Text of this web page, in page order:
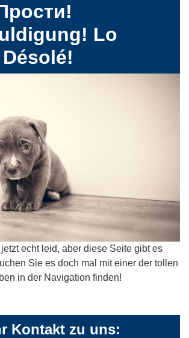
Lo
echt leid, aber diese Seite gibt es
Sie es doch mal mit einer der tollen
in der Navigation finden!
Kontakt zu uns: